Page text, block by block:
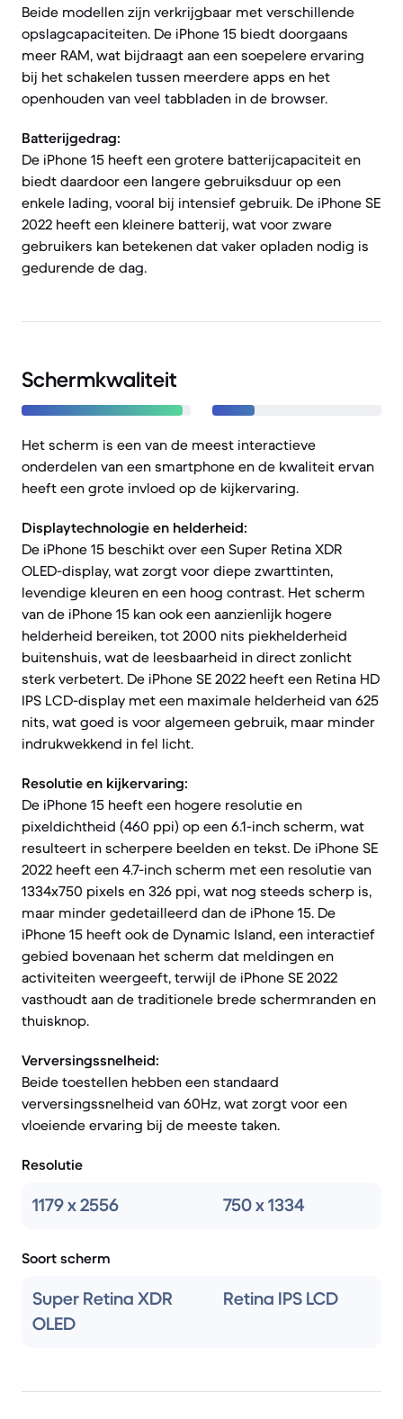
Beide modellen zijn verkrijgbaar met verschillende
opslagcapaciteiten. De iPhone 15 biedt doorgaans
meer RAM, wat bijdraagt aan een soepelere ervaring
bij het schakelen tussen meerdere apps en het
openhouden van veel tabbladen in de browser.
Batterijgedrag:
De iPhone 15 heeft een grotere batterijcapaciteit en
biedt daardoor een langere gebruiksduur op een
enkele lading, vooral bij intensief gebruik. De iPhone SE
2022 heeft een kleinere batterij, wat voor zware
gebruikers kan betekenen dat vaker opladen nodig is
gedurende de dag.
Schermkwaliteit
Het scherm is een van de meest interactieve
onderdelen van een smartphone en de kwaliteit ervan
heeft een grote invloed op de kijkervaring.
Displaytechnologie en helderheid:
De iPhone 15 beschikt over een Super Retina XDR
OLED-display, wat zorgt voor diepe zwarttinten,
levendige kleuren en een hoog contrast. Het scherm
van de iPhone 15 kan ook een aanzienlijk hogere
helderheid bereiken, tot 2000 nits piekhelderheid
buitenshuis, wat de leesbaarheid in direct zonlicht
sterk verbetert. De iPhone SE 2022 heeft een Retina HD
IPS LCD-display met een maximale helderheid van 625
nits, wat goed is voor algemeen gebruik, maar minder
indrukwekkend in fel licht.
Resolutie en kijkervaring:
De iPhone 15 heeft een hogere resolutie en
pixeldichtheid (460 ppi) op een 6.1-inch scherm, wat
resulteert in scherpere beelden en tekst. De iPhone SE
2022 heeft een 4.7-inch scherm met een resolutie van
1334x750 pixels en 326 ppi, wat nog steeds scherp is,
maar minder gedetailleerd dan de iPhone 15. De
iPhone 15 heeft ook de Dynamic Island, een interactief
gebied bovenaan het scherm dat meldingen en
activiteiten weergeeft, terwijl de iPhone SE 2022
vasthoudt aan de traditionele brede schermranden en
thuisknop.
Verversingssnelheid:
Beide toestellen hebben een standaard
verversingssnelheid van 60Hz, wat zorgt voor een
vloeiende ervaring bij de meeste taken.
Resolutie
1179 x 2556 750 x 1334
Soort scherm
Super Retina XDR
OLED
Retina IPS LCD